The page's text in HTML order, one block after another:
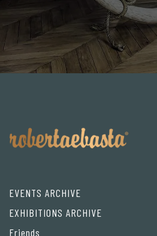
EVENTS ARCHIVE
EXHIBITIONS ARCHIVE
Friends